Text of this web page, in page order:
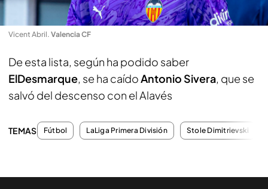
Vicent Abril. Valencia CF
De esta lista, según ha podido saber
ElDesmarque, se ha caídoAntonio Sivera, que se
salvó del descenso con el Alavés
TEMAS Fútbol LaLiga Primera División Stole Dimitrievski